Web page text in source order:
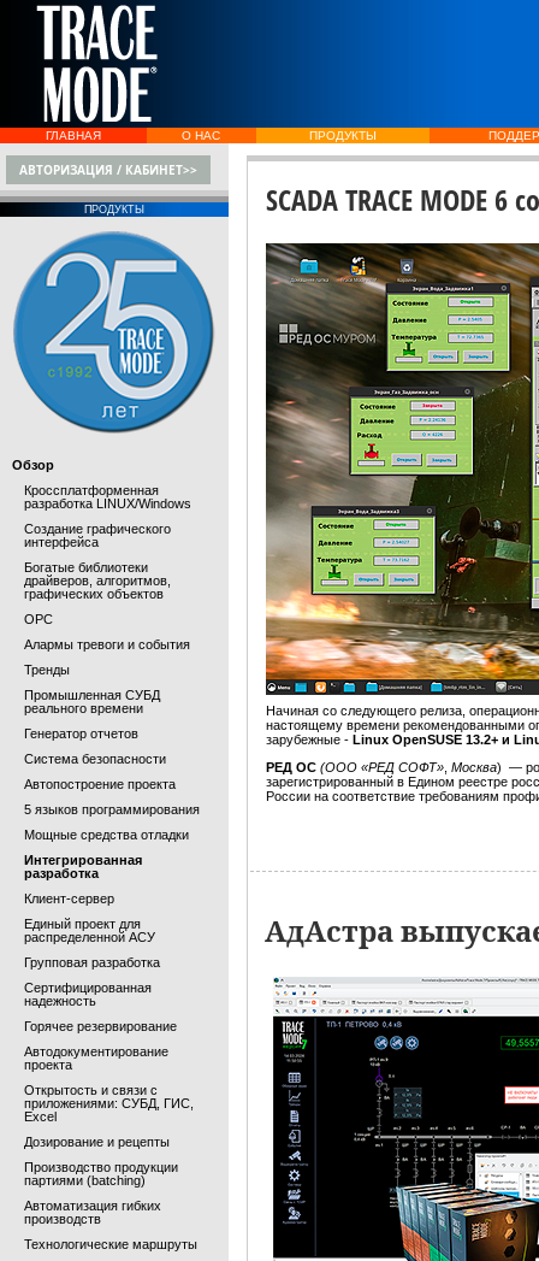
ГЛАВНАЯ О НАС ПРОДУКТЫ
АВТОРИЗАЦИЯ / КАБИНЕТ>>
ПРОДУКТЫ
Обзор
Кроссплатформенная
разработка LINUX/Windows
Создание графического
интерфейса
Богатые библиотеки
драйверов, алгоритмов,
графических объектов
OPC
Алармы тревоги и события
Тренды
Промышленная СУБД
реального времени
Генератор отчетов
Система безопасности
Автопостроение проекта
5 языков программирования
Мощные средства отладки
Интегрированная
разработка
Клиент-сервер
Единый проект для
распределенной АСУ
Групповая разработка
Сертифицированная
надежность
Горячее резервирование
Автодокументирование
проекта
Открытость и связи с
приложениями: СУБД, ГИС,
Excel
Дозирование и рецепты
Производство продукции
партиями (batching)
Автоматизация гибких
производств
Технологические маршруты
SCADA TRACE MODE
Начиная со следующего релиза,
настоящему времени рекомендованными
зарубежные - Linux OpenSUSE 13.2+ и
РЕД ОС (ООО «РЕД СОФТ» Москва) —
зарегистрированный в Едином реестре
России на соответствие требованиям
АдАстра